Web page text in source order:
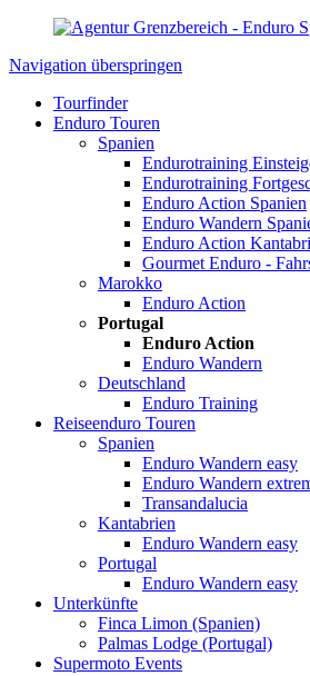
Navigation überspringen
Tourfinder
Enduro Touren
Spanien
Endurotraining
Endurotraining
Enduro Action Spanien
Enduro Wandern
Enduro Action
Gourmet Enduro -
Marokko
Enduro Action
Portugal
Enduro Action
Enduro Wandern
Deutschland
Enduro Training
Reiseenduro Touren
Spanien
Enduro Wandern easy
Enduro Wandern
Transandalucia
Kantabrien
Enduro Wandern easy
Portugal
Enduro Wandern easy
Unterkünfte
Finca Limon (Spanien)
Palmas Lodge (Portugal)
Supermoto Events